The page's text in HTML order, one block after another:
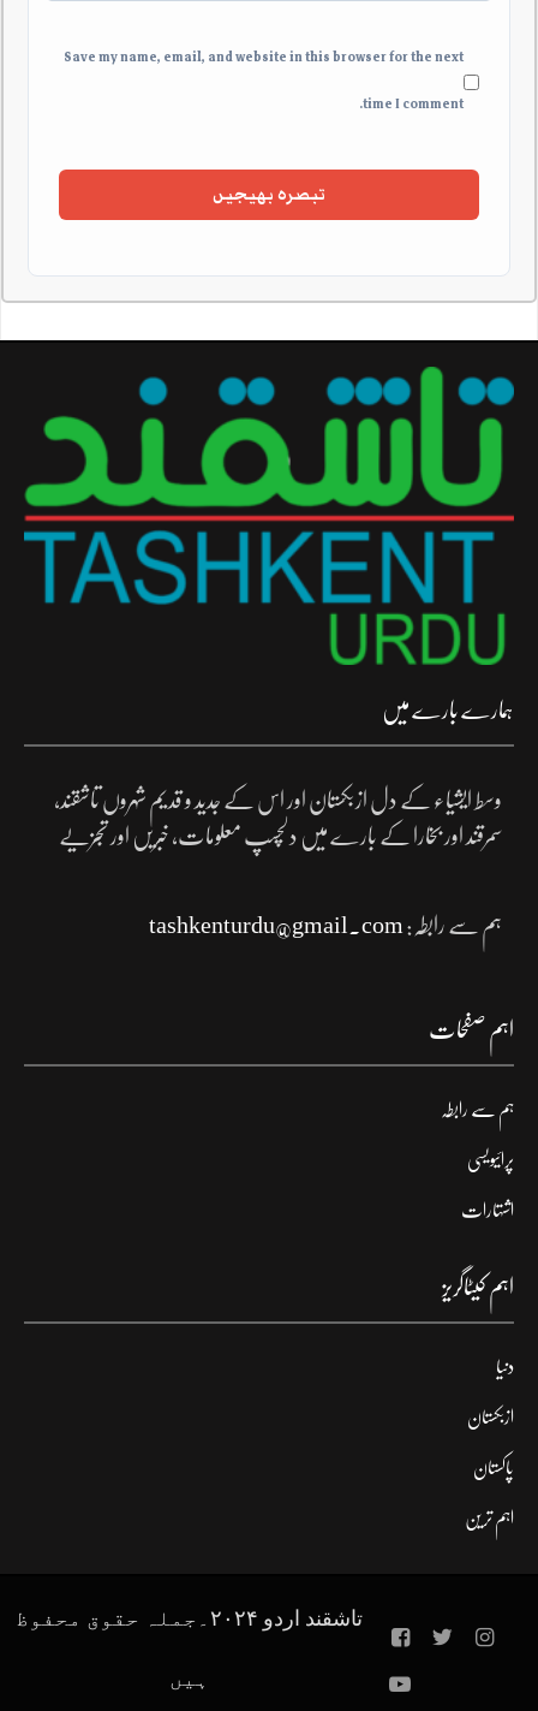
Save my name, email, and website in this browser for the next
time I comment.
ہمارے بارے میں
وسط ایشیاء کے دل ازبکستان اور اس کے جدید و قدیم شہروں تاشقند،
سمرقند اور بخارا کے بارے میں دلچسپ معلومات، خبریں اور تجزیے
ہم سے رابطہ: tashkenturdu@gmail.com
اہم صفحات
ہم سے رابطہ
پرائیویسی
اشتہارات
اہم کیٹاگریز
دنیا
ازبکستان
پاکستان
اہم ترین
تاشقند اردو ۲۰۲۴۔جملہ حقوق محفوظ
ہیں